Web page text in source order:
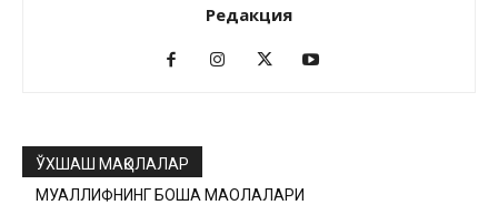
Редакция
ЎХШАШ МАҚОЛАЛАР
МУАЛЛИФНИНГ БОШҚА МАҚОЛАЛАРИ